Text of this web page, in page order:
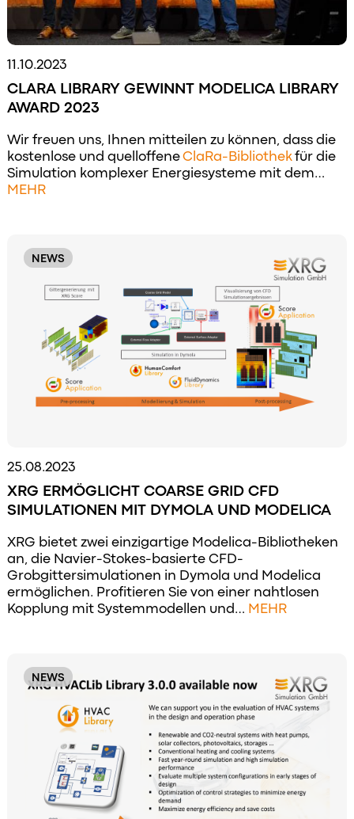
11.10.2023
CLARA LIBRARY GEWINNT MODELICA LIBRARY
AWARD 2023
Wir freuen uns, Ihnen mitteilen zu können, dass die
kostenlose und quelloffene ClaRa-Bibliothekfür die
Simulation komplexer Energiesysteme mit dem…
MEHR
NEWS
25.08.2023
XRG ERMÖGLICHT COARSE GRID CFD
SIMULATIONEN MIT DYMOLA UND MODELICA
XRG bietet zwei einzigartige Modelica-Bibliotheken
an, die Navier-Stokes-basierte CFD-
Grobgittersimulationen in Dymola und Modelica
ermöglichen. Profitieren Sie von einer nahtlosen
Kopplung mit Systemmodellen und… MEHR
NEWS